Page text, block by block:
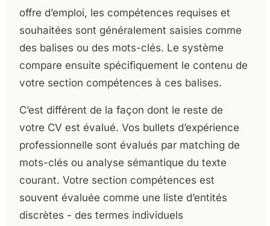
offre d’emploi, les compétences requises et
souhaitées sont généralement saisies comme
des balises ou des mots-clés. Le système
compare ensuite spécifiquement le contenu de
votre section compétences à ces balises.
C’est différent de la façon dont le reste de
votre CV est évalué. Vos bullets d’expérience
professionnelle sont évalués par matching de
mots-clés ou analyse sémantique du texte
courant. Votre section compétences est
souvent évaluée comme une liste d’entités
discrètes - des termes individuels